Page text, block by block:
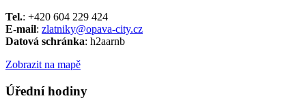
Tel.: +420 604 229 424
E-mail: zlatniky@opava-city.cz
Datová schránka: h2aarnb
Zobrazit na mapě
Úřední hodiny